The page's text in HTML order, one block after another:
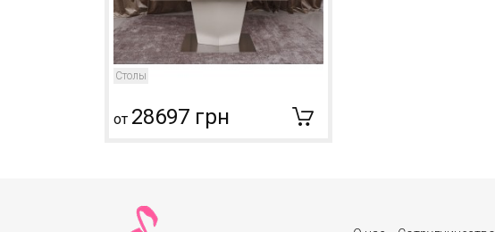
Столы
от 28697 грн